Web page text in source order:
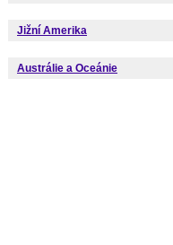
Jižní Amerika
Austrálie a Oceánie